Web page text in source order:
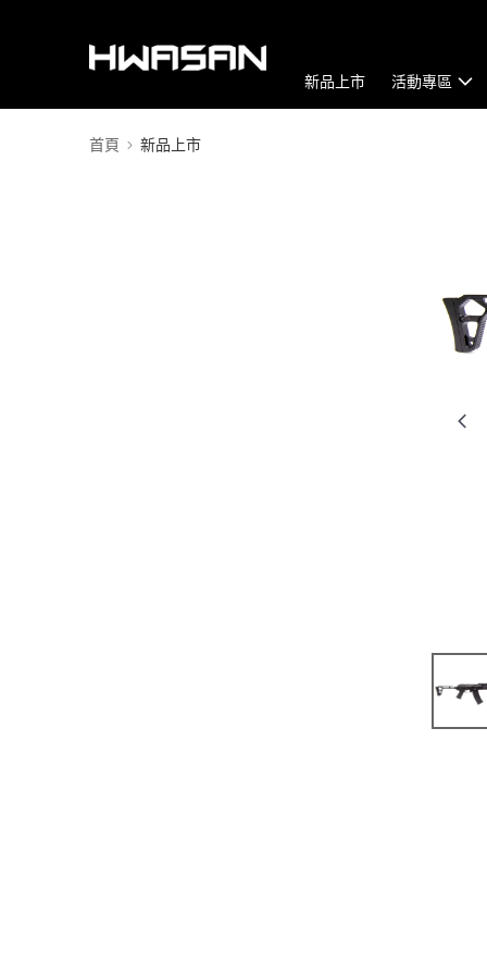
新品上市 活動專區
首頁 新品上市